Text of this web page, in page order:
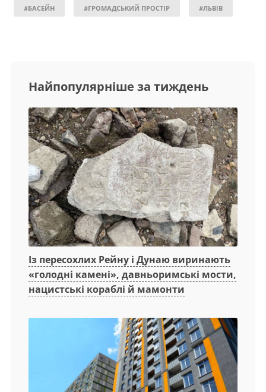
#БАСЕЙН #ГРОМАДСЬКИЙ ПРОСТІР #ЛЬВІВ
Найпопулярніше за тиждень
Із пересохлих Рейну і Дунаю виринають
«голодні камені», давньоримські мости,
нацистські кораблі й мамонти